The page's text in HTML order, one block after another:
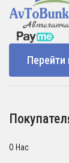
Перейти
О Нас